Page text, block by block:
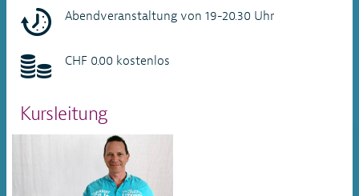
Abendveranstaltung von 19-20.30 Uhr
CHF 0.00 kostenlos
Kursleitung